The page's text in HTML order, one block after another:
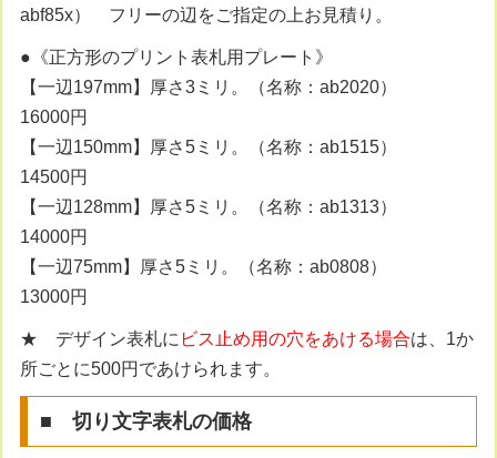
abf85x） フリーの辺をご指定の上お見積り。
●《正方形のプリント表札用プレート》
【一辺197mm】厚さ3ミリ。（名称：ab2020）
16000円
【一辺150mm】厚さ5ミリ。（名称：ab1515）
14500円
【一辺128mm】厚さ5ミリ。（名称：ab1313）
14000円
【一辺75mm】厚さ5ミリ。（名称：ab0808）
13000円
★ デザイン表札に ビス止め用の穴をあける場合は、1か
所ごとに500円であけられます。
■ 切り文字表札の価格